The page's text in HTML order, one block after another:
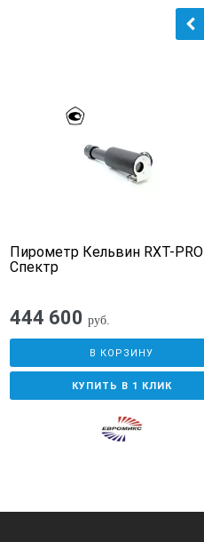
Пирометр Кельвин RXT-PRO
Спектр
444 600 руб.
В КОРЗИНУ
КУПИТЬ В 1 КЛИК